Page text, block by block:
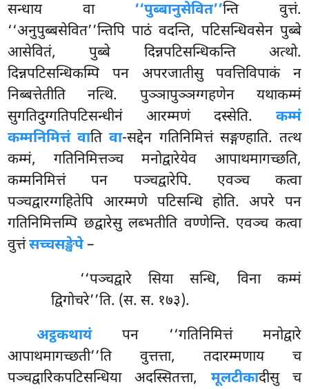
सन्धाय वा ‘‘पुब्बानुसेवित’’न्ति वुत्तं.
‘‘अनुपुब्बसेवित’’न्तिपि पाठं वदन्ति, पटिसन्धिवसेन पुब्बे
आसेवितं, पुब्बे दिन्नपटिसन्धिकन्ति अत्थो.
दिन्नपटिसन्धिकम्पि पन अपरजातीसु पवत्तिविपाकं न
निब्बत्तेतीति नत्थि. पुञ्ञापुञ्ञग्गहणेन यथाकम्मं
सुगतिदुग्गतिपटिसन्धीनं आरम्मणं दस्सेति. कम्मं
कम्मनिमित्तं वातिवा-सद्देन गतिनिमित्तं सङ्गण्हाति. तत्थ
कम्मं, गतिनिमित्तञ्च मनोद्वारेयेव आपाथमागच्छति,
कम्मनिमित्तं पन पञ्चद्वारेपि. एवञ्च कत्वा
पञ्चद्वारग्गहितेपि आरम्मणे पटिसन्धि होति. अपरे पन
गतिनिमित्तम्पि छद्वारेसु लब्भतीति वण्णेन्ति. एवञ्च कत्वा
वुत्तंसच्चसङ्खेपे–
‘‘पञ्चद्वारेसिया सन्धि, विना कम्मं
द्विगोचरे’’ति. (स. स. १७३).
अट्ठकथायंपन ‘‘गतिनिमित्तं मनोद्वारे
आपाथमागच्छती’’ति वुत्तत्ता, तदारम्मणाय च
पञ्चद्वारिकपटिसन्धिया अदस्सितत्ता, मूलटीकादीसु च